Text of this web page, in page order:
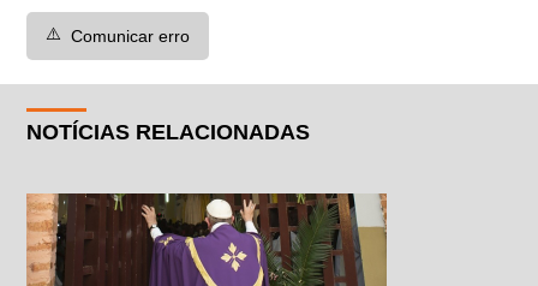
⚠️ Comunicar erro
NOTÍCIAS RELACIONADAS